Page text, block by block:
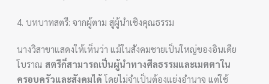
4. บทบาทสตรี: จากผู้ตาม สู่ผู้นำเชิงคุณธรรม
นางวิสาขาแสดงให้เห็นว่า แม้ในสังคมชายเป็นใหญ่ของอินเดีย
โบราณสตรีก็สามารถเป็นผู้นำทางศีลธรรมและเมตตาใน
ครอบครัวและสังคมได้โดยไม่จำเป็นต้องแย่งอำนาจ แต่ใช้